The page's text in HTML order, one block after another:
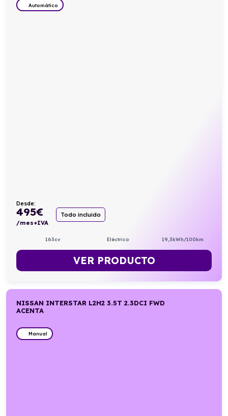
Automático
Desde:
495€
/mes+IVA
Todo incluido
163cv Eléctrico 19,3kWh/100km
VER PRODUCTO
NISSAN INTERSTAR L2H2 3.5T 2.3DCI FWD
ACENTA
Manual